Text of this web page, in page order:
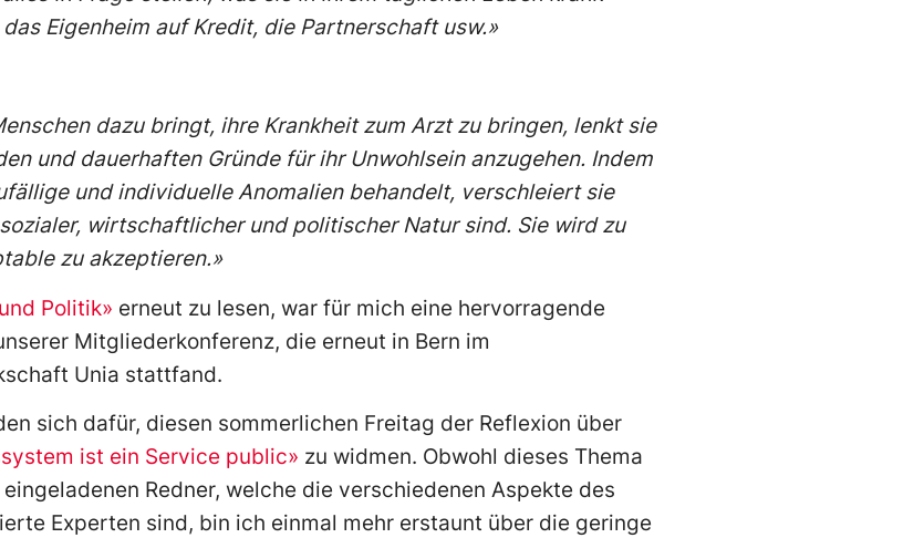
Eigenheim auf Kredit, die Partnerschaft usw.»
dazu bringt, ihre Krankheit zum Arzt zu bringen, lenkt sie
und dauerhaften Gründe für ihr Unwohlsein anzugehen. Indem
und individuelle Anomalien behandelt, verschleiert sie
wirtschaftlicher und politischer Natur sind. Sie wird zu
zu akzeptieren.»
Politik» erneut zu lesen, war für mich eine hervorragende
Mitgliederkonferenz, die erneut in Bern im
Unia stattfand.
sich dafür, diesen sommerlichen Freitag der Reflexion über
ist ein Service public» zu widmen. Obwohl dieses Thema
Redner, welche die verschiedenen Aspekte des
Experten sind, bin ich einmal mehr erstaunt über die geringe